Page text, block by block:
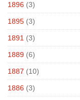
1896 (3)
1895 (3)
1891 (3)
1889 (6)
1887 (10)
1886 (3)